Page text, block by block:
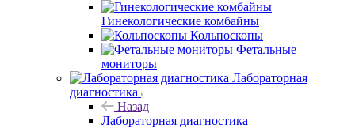
Гинекологические комбайны
Кольпоскопы
Фетальные
мониторы
Лабораторная
диагностика
Назад
Лабораторная диагностика